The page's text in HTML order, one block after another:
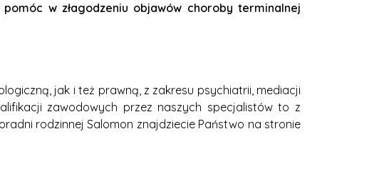
w złagodzeniu objawów choroby terminalnej
jak i też prawną, z zakresu psychiatrii, mediacji
zawodowych przez naszych specjalistów to z
rodzinnej Salomon znajdziecie Państwo na stronie